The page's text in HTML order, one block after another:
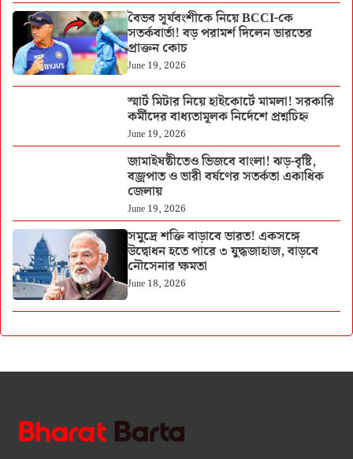
বৈভব সূর্যবংশীকে নিয়ে BCCI-কে
সতর্কবার্তা! বড় পরামর্শ দিলেন ভারতের
প্রাক্তন কোচ
June 19, 2026
স্মার্ট মিটার নিয়ে হাইকোর্টে মামলা! সরকারি
কর্মীদের বাধ্যতামূলক নির্দেশে প্রশ্নচিহ্ন
June 19, 2026
জামাইষষ্ঠীতেও ভিজবে বাংলা! ঝড়-বৃষ্টি,
বজ্রপাত ও ভারী বর্ষণের সতর্কতা একাধিক
জেলায়
June 19, 2026
সমুদ্রে শক্তি বাড়াবে ভারত! একসঙ্গে
উদ্বোধন হতে পারে ৩ যুদ্ধজাহাজ, বাড়বে
নৌসেনার ক্ষমতা
June 18, 2026